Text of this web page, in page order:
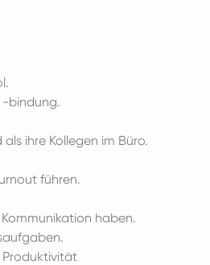
-bindung.
ihre Kollegen im Büro.
führen.
haben.
Produktivität